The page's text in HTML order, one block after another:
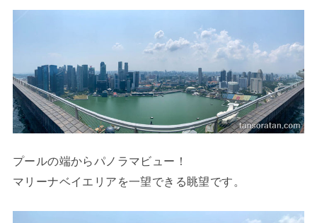
プールの端からパノラマビュー！
マリーナベイエリアを一望できる眺望です。